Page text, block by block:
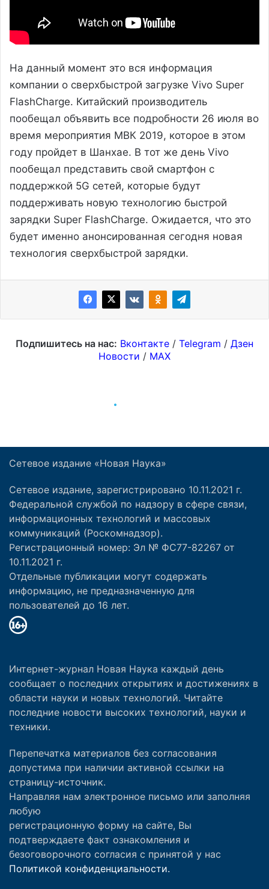
Сетевое издание «Новая Наука»
Сетевое издание, зарегистрировано 10.11.2021 г.
Федеральной службой по надзору в сфере связи,
информационных технологий и массовых
коммуникаций (Роскомнадзор).
Регистрационный номер: Эл № ФС77-82267 от
10.11.2021 г.
Отдельные публикации могут содержать
информацию, не предназначенную для
пользователей до 16 лет.
Интернет-журнал Новая Наука каждый день
сообщает о последних открытиях и достижениях в
области науки и новых технологий. Читайте
последние новости высоких технологий, науки и
техники.
Перепечатка материалов без согласования
допустима при наличии активной ссылки на
страницу-источник.
Направляя нам электронное письмо или заполняя
любую
регистрационную форму на сайте, Вы
подтверждаете факт ознакомления и
безоговорочного согласия с принятой у нас
Политикой конфиденциальности.